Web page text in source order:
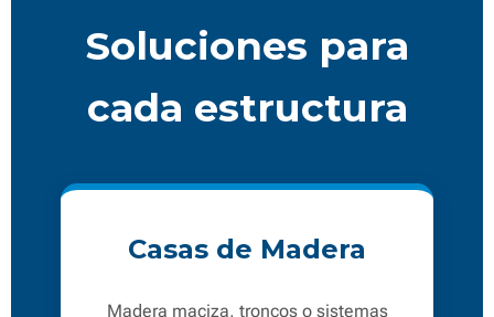
Soluciones para
cada estructura
Casas de Madera
Madera maciza, troncos o sistemas